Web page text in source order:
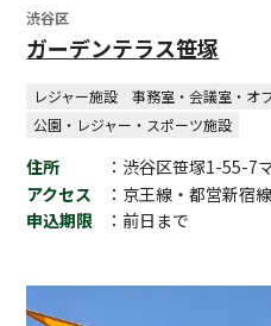
渋谷区
ガーデンテラス笹塚
レジャー施設
事務室・会議室・オ
公園・レジャー・スポーツ施設
住所
：渋谷区笹塚1-55-7
アクセス
：京王線・都営新宿
申込期限
：前日まで